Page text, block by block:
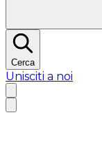
Cerca
Unisciti a noi